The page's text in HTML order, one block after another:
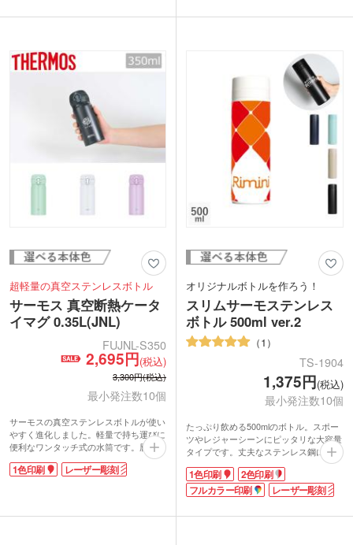
分補給にもぴったり。企業ロゴや学校名
動画提供 : THERMOS Official
超軽量の真空ステンレスボトル
サーモス 真空断熱ケータ
イマグ 0.35L(JNL)
FUJNL-S350
2,695円(税込)
3,300円(税込)
最小発注数10個
サーモスの真空ステンレスボトルが使い
やすく進化しました。軽量で持ち運びに
便利なワンタッチ式の水筒です。唇にフ
ィットする形状で快適な飲み心地を実現
し、食洗機対応でお手入れ楽ちん。バッ
1色印刷 レーザー彫刻
オリジナルボトルを作ろう！
スリムサーモステンレス
ボトル 500ml ver.2
1
TS-1904
1,375円(税込)
最小発注数10個
たっぷり飲める500mlのボトル。スポー
ツやレジャーシーンにピッタリな大容量
タイプです。丈夫なステンレス鋼による
真空二重構造が優れた保冷温効力を発揮
します。氷が飛び出ない氷ストッパー付
きなので勢いよくグイっと飲んでも大丈
です。
1色印刷
2色印刷
フルカラー印刷
レーザー彫刻